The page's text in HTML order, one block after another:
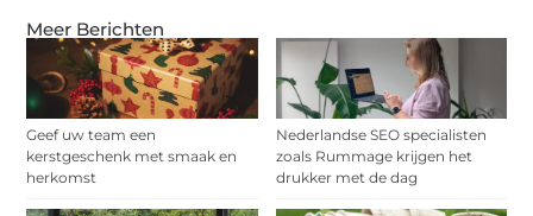
Meer Berichten
Geef uw team een
kerstgeschenk met smaak en
herkomst
Nederlandse SEO specialisten
zoals Rummage krijgen het
drukker met de dag